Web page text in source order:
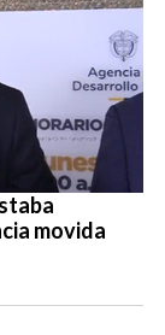
movida